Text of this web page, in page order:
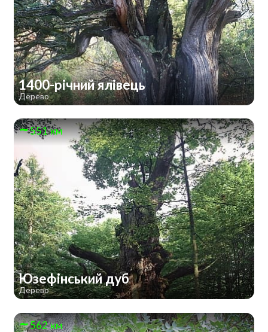
1400-річний ялівець
Дерево
551 км
Юзефінський дуб
Дерево
562 км